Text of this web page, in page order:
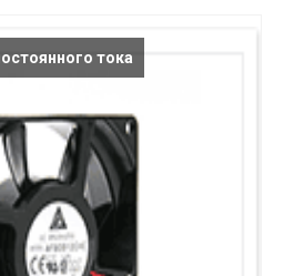
тока